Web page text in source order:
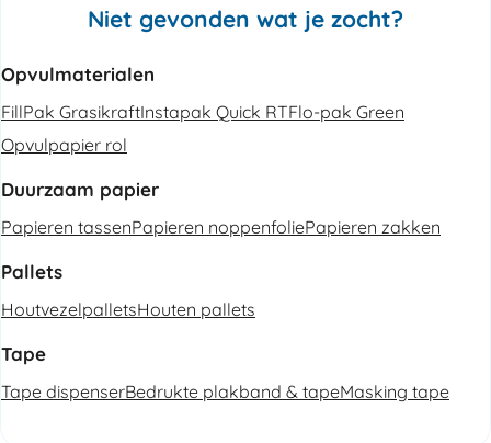
Niet gevonden wat je zocht?
Opvulmaterialen
FillPak GrasikraftInstapak Quick RTFlo-pak Green
Opvulpapier rol
Duurzaam papier
Papieren tassenPapieren noppenfoliePapieren zakken
Pallets
HoutvezelpalletsHouten pallets
Tape
Tape dispenserBedrukte plakband & tapeMasking tape